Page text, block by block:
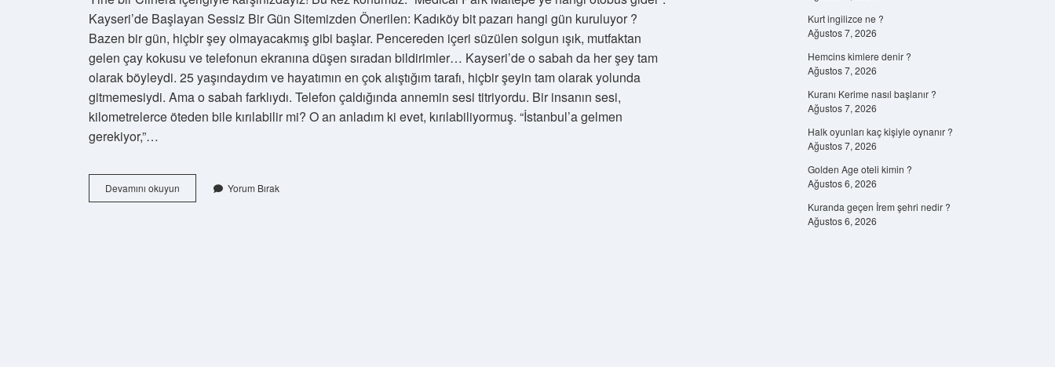
Kayseri’de Başlayan Sessiz Bir Gün Sitemizden Önerilen: Kadıköy bit pazarı hangi gün kuruluyor ?
Bazen bir gün, hiçbir şey olmayacakmış gibi başlar. Pencereden içeri süzülen solgun ışık, mutfaktan
gelen çay kokusu ve telefonun ekranına düşen sıradan bildirimler… Kayseri’de o sabah da her şey tam
olarak böyleydi. 25 yaşındaydım ve hayatımın en çok alıştığım tarafı, hiçbir şeyin tam olarak yolunda
gitmemesiydi. Ama o sabah farklıydı. Telefon çaldığında annemin sesi titriyordu. Bir insanın sesi,
kilometrelerce öteden bile kırılabilir mi? O an anladım ki evet, kırılabiliyormuş. “İstanbul’a gelmen
gerekiyor,”…
Devamını okuyun
Park
Yorum Bırak
Kurt ingilizce ne ?
Ağustos 7, 2026
Hemcins kimlere denir ?
Ağustos 7, 2026
Kuranı Kerime nasıl başlanır ?
Ağustos 7, 2026
Halk oyunları kaç kişiyle oynanır ?
Ağustos 7, 2026
Golden Age oteli kimin ?
Ağustos 6, 2026
Kuranda geçen İrem şehri nedir ?
Ağustos 6, 2026